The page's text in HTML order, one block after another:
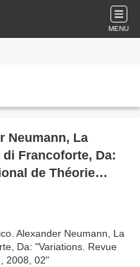
MENU
Neumann, La
Francoforte, Da:
de Théorie